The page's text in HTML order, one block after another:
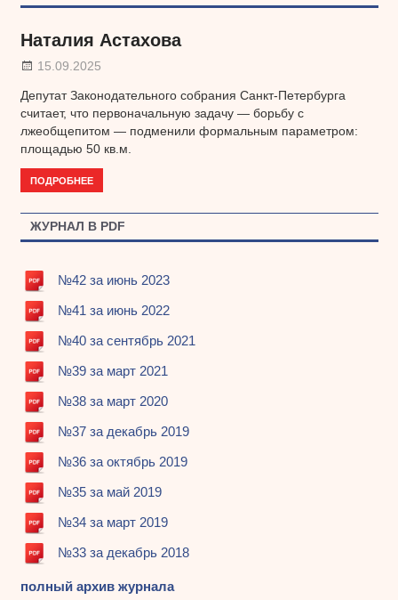
Наталия Астахова
15.09.2025
Депутат Законодательного собрания Санкт-Петербурга
считает, что первоначальную задачу — борьбу с
лжеобщепитом — подменили формальным параметром:
площадью 50 кв.м.
ПОДРОБНЕЕ
ЖУРНАЛ В PDF
№42 за июнь 2023
№41 за июнь 2022
№40 за сентябрь 2021
№39 за март 2021
№38 за март 2020
№37 за декабрь 2019
№36 за октябрь 2019
№35 за май 2019
№34 за март 2019
№33 за декабрь 2018
полный архив журнала